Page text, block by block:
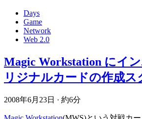
Days
Game
Network
Web 2.0
Magic Workstation にイ
リジナルカードの作成ス
2008年6月23日 · 約6分